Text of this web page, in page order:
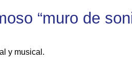
“muro de
y musical.